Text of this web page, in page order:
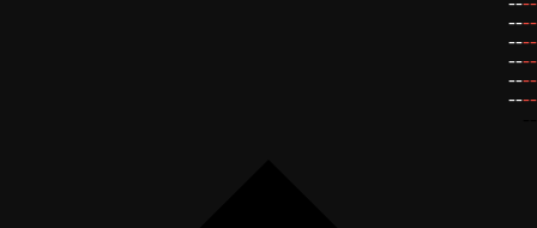
--
--
--
--
--
--
--
--
--
--